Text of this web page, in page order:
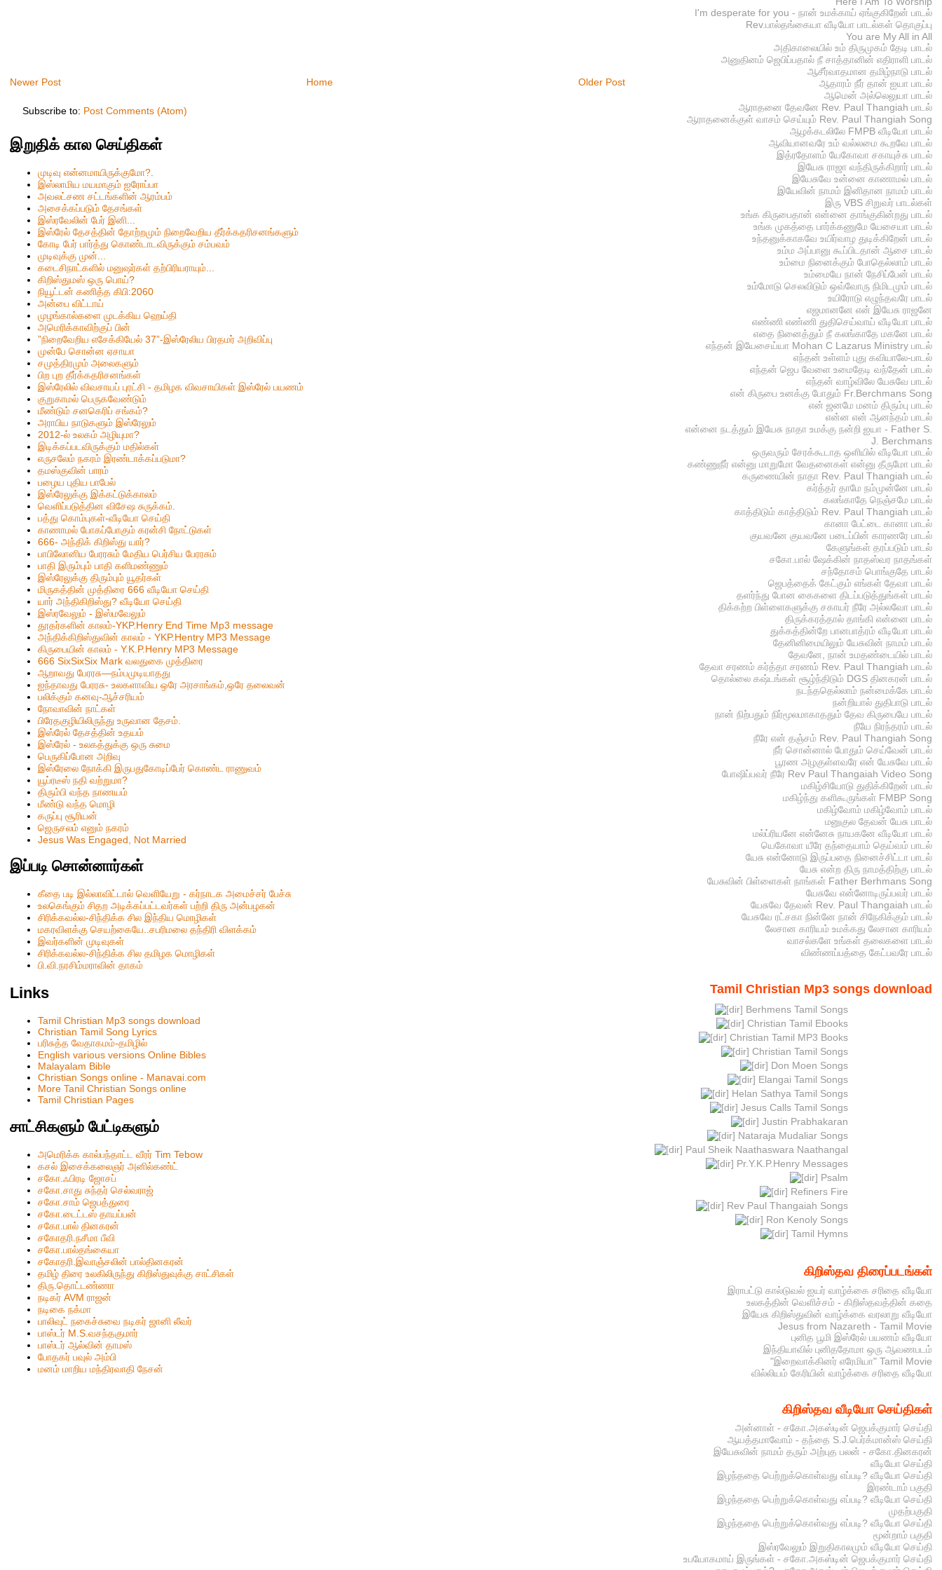
Newer Post Older Post
Home
Subscribe to: Post Comments (Atom)
இறுதிக் கால செய்திகள்
முடிவு என்னமாயிருக்குமோ?.
இஸ்லாமிய மயமாகும் ஐரோப்பா
அவலட்சண சட்டங்களின் ஆரம்பம்
அசைக்கப்படும் தேசங்கள்
இஸ்ரவேலின் பேர் இனி...
இஸ்ரேல் தேசத்தின் தோற்றமும் நிறைவேறிய தீர்க்கதரிசனங்களும்
கோடி பேர் பார்த்து கொண்டாடவிருக்கும் சம்பவம்
முடிவுக்கு முன்...
கடைசிநாட்களில் மனுஷர்கள் தற்பிரியராயும்...
கிறிஸ்தும‌ஸ் ஒரு பொய்?
நியூட்டன் கணித்த கிபி:2060
அன்பை விட்டாய்
முழங்கால்களை முடக்கிய ஹெய்தி
அமெரிக்காவிற்குப் பின்
”நிறைவேறிய எசேக்கியேல் 37”-இஸ்ரேலிய பிரதமர் அறிவிப்பு
முன்பே சொன்ன ஏசாயா
சமுத்திரமும் அலைகளும்
பிற புற தீர்க்கதரிசனங்கள்
இஸ்ரேலில் விவசாயப் புரட்சி - தமிழக விவசாயிகள் இஸ்ரேல் பயணம்
குறுகாமல் பெருகவேண்டும்
மீண்டும் சனகெரிப் சங்கம்?
அராபிய நாடுகளும் இஸ்ரேலும்
2012-ல் உலகம் அழியுமா?
இடிக்கப்படவிருக்கும் மதில்கள்
எருசலேம் நகரம் இரண்டாக்கப்படுமா?
தமஸ்குவின் பாரம்
பழைய புதிய பாபேல்
இஸ்ரேலுக்கு இக்கட்டுக்காலம்
வெளிப்படுத்தின விசேஷ சுருக்கம்.
பத்து கொம்புகள்-வீடியோ செய்தி
காணாமல் போகப்போகும் கரன்சி நோட்டுகள்
666- அந்திக் கிறிஸ்து யார்?
பாபிலோனிய பேரரசும் மேதிய பெர்சிய பேரரசும்
பாதி இரும்பும் பாதி களிமண்ணும்
இஸ்ரேலுக்கு திரும்பும் யூதர்கள்
மிருகத்தின் முத்திரை 666 வீடியோ செய்தி
யார் அந்திகிறிஸ்து? வீடியோ செய்தி
இஸ்ரவேலும் - இஸ்மவேலும்
தூதர்களின் காலம்-YKP.Henry End Time Mp3 message
அந்திக்கிறிஸ்துவின் காலம் - YKP.Hentry MP3 Message
கிருபையின் காலம் - Y.K.P.Henry MP3 Message
666 SixSixSix Mark வலதுகை முத்திரை
ஆறாவது பேரரசு—நம்பமுடியாதது
ஐந்தாவது பேரரசு- உலகளாவிய ஒரே அரசாங்கம்,ஒரே தலைவன்
பலிக்கும் கனவு-ஆச்சரியம்
நோவாவின் நாட்கள்
பிரேதகுழியிலிருந்து உருவான தேசம்.
இஸ்ரேல் தேசத்தின் உதயம்
இஸ்ரேல் - உலகத்துக்கு ஒரு சுமை
பெருகிப்போன அறிவு
இஸ்ரேலை நோக்கி இருபதுகோடிப்பேர் கொண்ட ராணுவம்
யூப்ரடீஸ் நதி வற்றுமா?
திரும்பி வந்த நாணயம்
மீண்டு வந்த மொழி
கருப்பு சூரியன்
ஜெருசலம் எனும் நகரம்
Jesus Was Engaged, Not Married
இப்படி சொன்னார்கள்
கீதை படி இல்லாவிட்டால் வெளியேறு - கர்நாடக அமைச்சர் பேச்சு
உலகெங்கும் சிதற அடிக்கப்பட்டவர்கள் பற்றி திரு அன்பழகன்
சிரிக்கவல்ல-சிந்திக்க சில இந்திய மொழிகள்
மகரவிளக்கு செயற்கையே..சபரிமலை தந்திரி விளக்கம்
இவர்களின் முடிவுகள்
சிரிக்கவல்ல-சிந்திக்க சில தமிழக மொழிகள்
பி.வி.நரசிம்மராவின் தாகம்
Links
Tamil Christian Mp3 songs download
Christian Tamil Song Lyrics
பரிசுத்த வேதாகமம்-தமிழில்
English various versions Online Bibles
Malayalam Bible
Christian Songs online - Manavai.com
More Tanil Christian Songs online
Tamil Christian Pages
சாட்சிகளும் பேட்டிகளும்
அமெரிக்க கால்பந்தாட்ட வீரர் Tim Tebow
கசல் இசைக்கலைஞர் அனில்கண்ட்
சகோ.ஃபிரடி ஜோசப்
சகோ.சாது சுந்தர் செல்வராஜ்
சகோ.சாம் ஜெபத்துரை
சகோ.டைட்டஸ் தாயப்பன்
சகோ.பால் தினகரன்
சகோதரி.நசீமா பீவி
ச‌கோ.பால்த‌ங்கையா
ச‌கோதரி.இவாஞ்சலின் பால்தின‌க‌ர‌ன்
தமிழ் திரை உலகிலிருந்து கிறிஸ்துவுக்கு சாட்சிகள்
திரு.தொட்டண்ணா
நடிகர் AVM ராஜன்
நடிகை நக்மா
பாலிவுட் நகைச்சுவை நடிகர் ஜானி லீவர்
பாஸ்டர் M.S.வசந்தகுமார்
பாஸ்டர் ஆல்வின் தாமஸ்
போதகர் பவுல் அம்பி
மனம் மாறிய மந்திரவாதி நேசன்
I'm desperate for you - நான் உமக்காய் ஏங்குகிறேன் பாடல்
Rev.பால்தங்கையா வீடியோ பாடல்கள் தொகுப்பு
You are My All in All
அதிகாலையில் உம் திருமுகம் தேடி பாடல்
அனுதினம் ஜெபிப்பதால் நீ சாத்தானின் எதிராளி பாடல்
ஆசீர்வாதமான தமிழ்நாடு பாடல்
ஆதாரம் நீர் தான் ஐயா பாடல்
ஆமென் அல்லெலுயா பாடல்
ஆராதனை தேவனே Rev. Paul Thangiah பாடல்
ஆராதனைக்குள் வாசம் செய்யும் Rev. Paul Thangiah Song
ஆழக்கடலிலே FMPB வீடியோ பாடல்
ஆவியானவரே உம் வல்லமை கூறவே பாடல்
இத்ரதோளம் யேகோவா சகாயுச்சு பாடல்
இயேசு ராஜா வந்திருக்கிறார் பாடல்
இயேசுவே உன்னை காணாமல் பாடல்
இயேவின் நாமம் இனிதான நாமம் பாடல்
இரு VBS சிறுவர் பாடல்கள்
உங்க கிருபைதான் என்னை தாங்குகின்றது பாடல்
உங்க முகத்தை பார்க்கணுமே யேசையா பாடல்
உந்தனுக்காகவே உயிர்வாழ துடிக்கிறேன் பாடல்
உம்ம அப்பானு கூப்பிடதான் ஆசை பாடல்
உம்மை நினைக்கும் போதெல்லாம் பாடல்
உம்மையே நான் நேசிப்பேன் பாடல்
உம்மோடு செலவிடும் ஒவ்வோரு நிமிடமும் பாடல்
உயிரோடு எழுந்தவரே பாடல்
எஜமானனே என் இயேசு ராஜனே
எண்ணி எண்ணி துதிசெய்வாய் வீடியோ பாடல்
எதை நினைத்தும் நீ கலங்காதே மகனே பாடல்
எந்தன் இயேசைய்யா Mohan C Lazarus Ministry பாடல்
எந்தன் உள்ளம் புது கவியாலே-பாடல்
எந்தன் ஜெப வேளை உமைதேடி வந்தேன் பாடல்
எந்தன் வாழ்விலே யேசுவே பாடல்
என் கிருபை உனக்கு போதும் Fr.Berchmans Song
என் ஜனமே மனம் திரும்பு பாடல்
என்ன என் ஆனந்தம் பாடல்
என்னை நடத்தும் இயேசு நாதா உமக்கு நன்றி ஐயா - Father S.
J. Berchmans
ஒருவரும் சேரக்கூடாத ஒளியில் வீடியோ பாடல்
கண்ணுநீர் என்னு மாறுமோ வேதனைகள் என்னு தீருமோ பாடல்
கருணையின் நாதா Rev. Paul Thangiah பாடல்
கர்த்தர் தாமே நம்முன்னே பாடல்
கலங்காதே நெஞ்சமே பாடல்
காத்திடும் காத்திடும் Rev. Paul Thangiah பாடல்
கானா பேட்டை கானா பாடல்
குயவனே குயவனே படைப்பின் காரணரே பாடல்
கேளுங்கள் தரப்படும் பாடல்
சகோ.பால் ஷேக்கின் நாதஸ்வர நாதங்கள்
சந்தோசம் பொங்குதே பாடல்
ஜெபத்தைக் கேட்கும் எங்கள் தேவா பாடல்
தளர்ந்து போன கைகளை திடப்படுத்துங்கள் பாடல்
திக்கற்ற பிள்ளைகளுக்கு சகாயர் நீரே அல்லவோ பாடல்
திருக்கரத்தால் தாங்கி என்னை பாடல்
துக்கத்தின்றே பானபாத்ரம் வீடியோ பாடல்
தேனினிமையிலும் யேசுவின் நாமம் பாடல்
தேவனே, நான் உமதண்டையில் பாடல்
தேவா சரணம் கர்த்தா சரணம் Rev. Paul Thangiah பாடல்
தொல்லை கஷ்டங்கள் சூழ்ந்திடும் DGS தினகரன் பாடல்
நடந்ததெல்லாம் நன்மைக்கே பாடல்
நன்றியால் துதிபாடு பாடல்
நான் நிற்பதும் நிர்மூலமாகாததும் தேவ கிருபையே பாடல்
நீயே நிரந்தரம் பாடல்
நீரே என் தஞ்சம் Rev. Paul Thangiah Song
நீர் சொன்னால் போதும் செய்வேன் பாடல்
பூரண அழகுள்ளவரே என் யேசுவே பாடல்
போஷிப்பவர் நீரே Rev Paul Thangaiah Video Song
மகிழ்சியோடு துதிக்கிறேன் பாடல்
மகிழ்ந்து களிகூருங்கள் FMBP Song
மகிழ்வோம் மகிழ்வோம் பாடல்
மனுகுல தேவன் யேசு பாடல்
மல்ப்ரியனே என்னேசு நாயகனே வீடியோ பாடல்
யெகோவா யீரே தந்தையாம் தெய்வம் பாடல்
யேசு என்னோடு இருப்பதை நினைச்சிட்டா பாடல்
யேசு என்ற திரு நாமத்திற்கு பாடல்
யேசுவின் பிள்ளைகள் நாங்கள் Father Berhmans Song
யேசுவே என்னோடிருப்பவர் பாடல்
யேசுவே தேவன் Rev. Paul Thangaiah பாடல்
யேசுவே ரட்சகா நின்னே நான் சிநேகிக்கும் பாடல்
லேசான காரியம் உமக்கது லேசான காரியம்
வாசல்களே உங்கள் தலைகளை பாடல்
விண்ணப்பத்தை கேட்பவரே பாடல்
Tamil Christian Mp3 songs download
Berhmens Tamil Songs
Christian Tamil Ebooks
Christian Tamil MP3 Books
Christian Tamil Songs
Don Moen Songs
Elangai Tamil Songs
Helan Sathya Tamil Songs
Jesus Calls Tamil Songs
Justin Prabhakaran
Nataraja Mudaliar Songs
Paul Sheik Naathaswara Naathangal
Pr.Y.K.P.Henry Messages
Psalm
Refiners Fire
Rev Paul Thangaiah Songs
Ron Kenoly Songs
Tamil Hymns
கிறிஸ்தவ திரைப்படங்கள்
இராபட்டு கால்டுவல் ஐயர் வாழ்க்கை சரிதை வீடியோ
உலகத்தின் வெளிச்சம் - கிறிஸ்தவத்தின் கதை
இயேசு கிறிஸ்துவின் வாழ்க்கை வரலாறு வீடியோ
Jesus from Nazareth - Tamil Movie
புனித பூமி இஸ்ரேல் பயணம் வீடியோ
இந்தியாவில் புனிததோமா ஒரு ஆவணபடம்
"இறைவாக்கினர் எரேமியா" Tamil Movie
வில்லியம் கேரியின் வாழ்க்கை சரிதை வீடியோ
கிறிஸ்தவ வீடியோ செய்திகள்
அன்னாள் - சகோ.அகஸ்டின் ஜெபக்குமார் செய்தி
ஆயத்தமாவோம் - தந்தை S.J.பெர்க்மான்ஸ் செய்தி
இயேசுவின் நாமம் தரும் அற்புத பலன் - சகோ.தினகரன்
வீடியோ செய்தி
இழந்ததை பெற்றுக்கொள்வது எப்படி? வீடியோ செய்தி
இரண்டாம் பகுதி
இழந்ததை பெற்றுக்கொள்வது எப்படி? வீடியோ செய்தி
முதற்பகுதி
இழந்ததை பெற்றுக்கொள்வது எப்படி? வீடியோ செய்தி
மூன்றாம் பகுதி
இஸ்ரவேலும் இறுதிகாலமும் வீடியோ செய்தி
உபயோகமாய் இருங்கள் - சகோ.அகஸ்டின் ஜெபக்குமார் செய்தி